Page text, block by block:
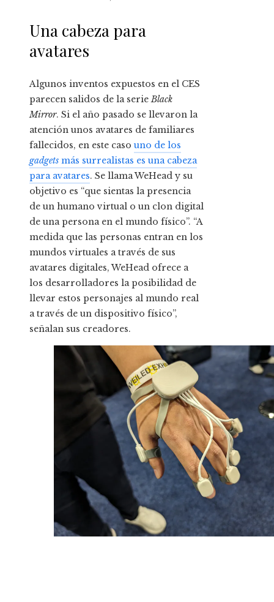
Una cabeza para
avatares
Algunos inventos expuestos en el CES
parecen salidos de la serie Black
Mirror. Si el año pasado se llevaron la
atención unos avatares de familiares
fallecidos, en este caso uno de los
gadgets más surrealistas es una cabeza
para avatares. Se llama WeHead y su
objetivo es “que sientas la presencia
de un humano virtual o un clon digital
de una persona en el mundo físico”. “A
medida que las personas entran en los
mundos virtuales a través de sus
avatares digitales, WeHead ofrece a
los desarrolladores la posibilidad de
llevar estos personajes al mundo real
a través de un dispositivo físico”,
señalan sus creadores.